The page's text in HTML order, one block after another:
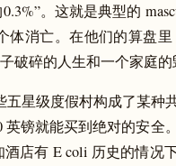
。这就是典型的
消亡。在他们的算盘里
破碎的人生和一个家庭的
五星级度假村构成了某种
英镑就能买到绝对的安全
店有 E coli 历史的情况